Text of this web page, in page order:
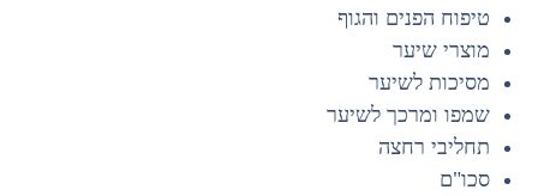
טיפוח הפנים והגוף
מוצרי שיער
מסיכות לשיער
שמפו ומרכך לשיער
תחליבי רחצה
סכו"ם